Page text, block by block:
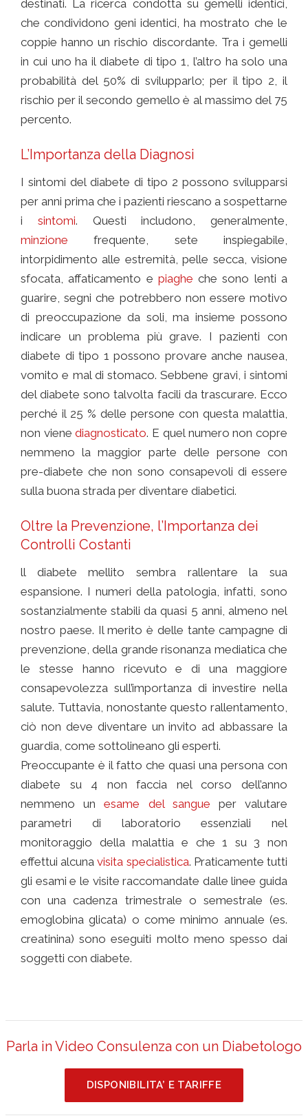
destinati. La ricerca condotta su gemelli identici,
che condividono geni identici, ha mostrato che le
coppie hanno un rischio discordante. Tra i gemelli
in cui uno ha il diabete di tipo 1, l’altro ha solo una
probabilità del 50% di svilupparlo; per il tipo 2, il
rischio per il secondo gemello è al massimo del 75
percento.
L’Importanza della Diagnosi
I sintomi del diabete di tipo 2 possono svilupparsi
per anni prima che i pazienti riescano a sospettarne
i sintomi. Questi includono, generalmente,
minzione frequente, sete inspiegabile,
intorpidimento alle estremità, pelle secca, visione
sfocata, affaticamento e piaghe che sono lenti a
guarire, segni che potrebbero non essere motivo
di preoccupazione da soli, ma insieme possono
indicare un problema più grave. I pazienti con
diabete di tipo 1 possono provare anche nausea,
vomito e mal di stomaco. Sebbene gravi, i sintomi
del diabete sono talvolta facili da trascurare. Ecco
perché il 25 % delle persone con questa malattia,
non vienediagnosticato. E quel numero non copre
nemmeno la maggior parte delle persone con
pre-diabete che non sono consapevoli di essere
sulla buona strada per diventare diabetici.
Oltre la Prevenzione, l’Importanza dei
Controlli Costanti
ll diabete mellito sembra rallentare la sua
espansione. I numeri della patologia, infatti, sono
sostanzialmente stabili da quasi 5 anni, almeno nel
nostro paese. Il merito è delle tante campagne di
prevenzione, della grande risonanza mediatica che
le stesse hanno ricevuto e di una maggiore
consapevolezza sull’importanza di investire nella
salute. Tuttavia, nonostante questo rallentamento,
ciò non deve diventare un invito ad abbassare la
guardia, come sottolineano gli esperti.
Preoccupante è il fatto che quasi una persona con
diabete su 4 non faccia nel corso dell’anno
nemmeno unesame del sangue per valutare
parametri di laboratorio essenziali nel
monitoraggio della malattia e che 1 su 3 non
effettui alcunavisita specialistica. Praticamente tutti
gli esami e le visite raccomandate dalle linee guida
con una cadenza trimestrale o semestrale (es.
emoglobina glicata) o come minimo annuale (es.
creatinina) sono eseguiti molto meno spesso dai
soggetti con diabete.
Parla in Video Consulenza con un Diabetologo
DISPONIBILITA’ E TARIFFE